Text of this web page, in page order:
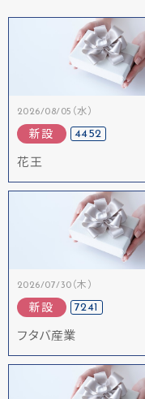
2026/08/05（水）
新設 4452
花王
2026/07/30（木）
新設 7241
フタバ産業